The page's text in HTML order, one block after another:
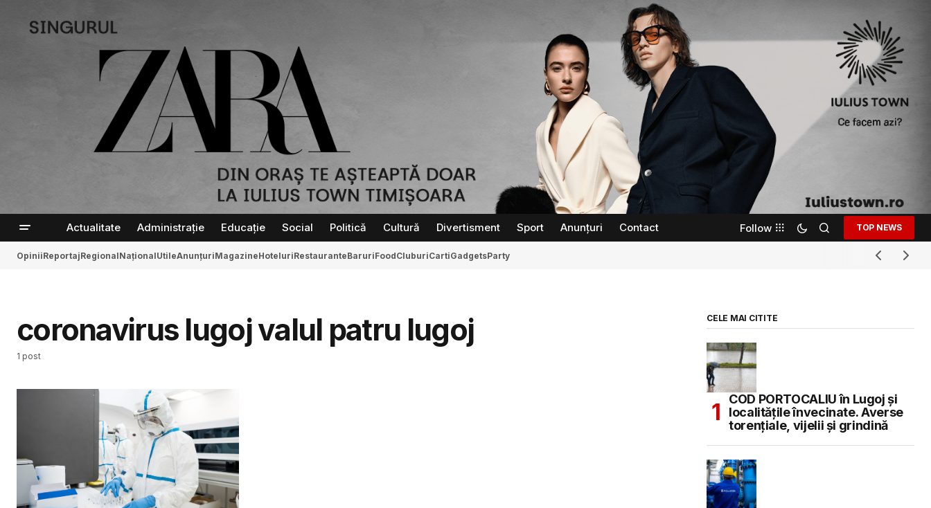
Actualitate Administrație Educație Social Politică Cultură Divertisment Sport Anunțuri Contact Follow TOP NEWS
OpiniiReportajRegionalNaționalUtileAnunțuriMagazineHoteluriRestauranteBaruriFoodCluburiCartiGadgetsParty
coronavirus lugoj valul patru lugoj
1 post
CELE MAI CITITE
COD PORTOCALIU în Lugoj și
localitățile învecinate. Averse
torențiale, vijelii și grindină